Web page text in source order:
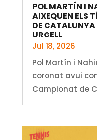
POL MARTÍN I
AIXEQUEN ELS
DE CATALUNYA
URGELL
Jul 18, 2026
Pol Martín i
coronat avui
Campionat de